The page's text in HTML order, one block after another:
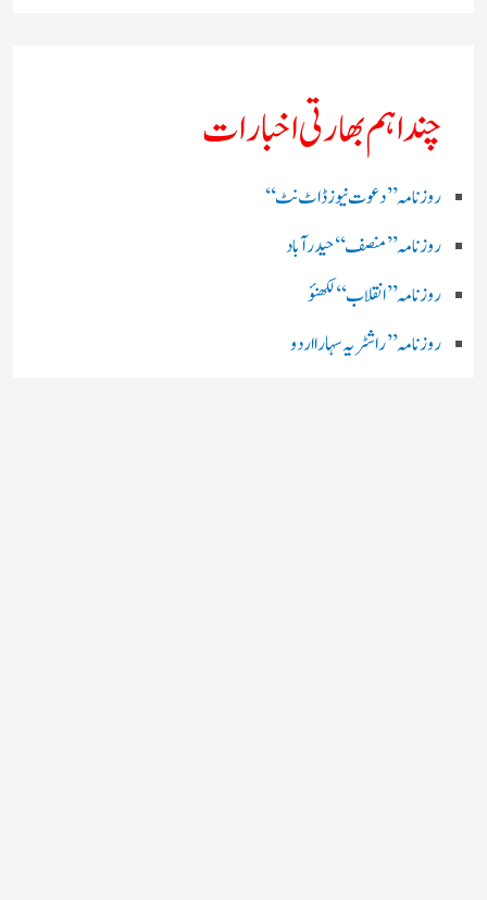
چند اہم بھارتی اخبارات
روز نامہ ’’ دعوت نیوز ڈاٹ نٹ‘‘
روزنامہ ’’ منصف‘‘ حیدر آباد
روزنامہ ’’ انقلاب‘‘ لکھنؤ
روز نامہ ’’راشٹریہ سہارا اردو